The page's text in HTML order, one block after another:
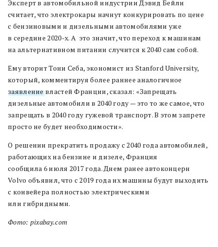
Эксперт в автомобильной индустрии Дэвид Бейли
считает, что электрокары начнут конкурировать по цене
с бензиновыми и дизельными автомобилями уже
в середине 2020-х. А это значит, что переход к машинам
на альтернативном питании случится к 2040 сам собой.
Ему вторит Тони Себа, экономист из Stanford University,
который, комментируя более раннее аналогичное
заявлениевластей Франции, сказал: «Запрещать
дизельные автомобили в 2040 году — это то же самое, что
запрещать в 2040 году гужевой транспорт. В этом запрете
просто не будет необходимости».
О решении прекратить продажу с 2040 года автомобилей,
работающих на бензине и дизеле, Франция
сообщила 6 июля 2017 года. Днем ранее автоконцерн
Volvo объявил, что с 2019 года их машины будут выходить
с конвейера полностью электрическими
или гибридными.
Фото: pixabay.com